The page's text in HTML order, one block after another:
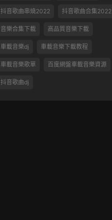
抖音歌曲串燒2022 抖音歌曲合集2022
音樂合集下載 高品質音樂下載
車載音樂dj 車載音樂下載教程
車載音樂歌單 百度網盤車載音樂資源
抖音歌曲dj